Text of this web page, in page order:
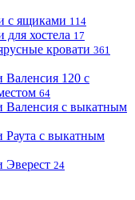
с ящиками 114
для хостела 17
кровати 361
Валенсия 120 с
64
Валенсия с выкатным
Раута с выкатным
Эверест 24